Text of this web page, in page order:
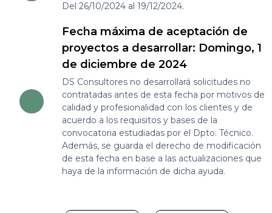
Del 26/10/2024 al 19/12/2024.
Fecha máxima de aceptación de
proyectos a desarrollar: Domingo, 1
de diciembre de 2024
DS Consultores no desarrollará solicitudes no
contratadas antes de esta fecha por motivos de
calidad y profesionalidad con los clientes y de
acuerdo a los requisitos y bases de la
convocatoria estudiadas por el Dpto. Técnico.
Además, se guarda el derecho de modificación
de esta fecha en base a las actualizaciones que
haya de la información de dicha ayuda.